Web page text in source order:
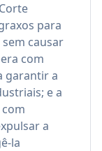
para
causar
com
garantir a
e a
a
la